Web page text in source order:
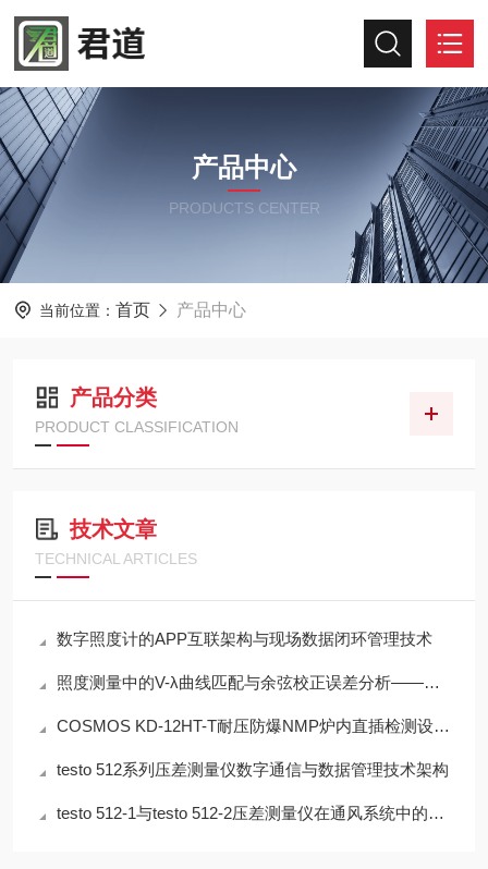
产品中心
PRODUCTS CENTER
当前位置： 首页 产品中心
产品分类
PRODUCT CLASSIFICATION
技术文章
TECHNICAL ARTICLES
数字照度计的APP互联架构与现场数据闭环管理技术
照度测量中的V-λ曲线匹配与余弦校正误差分析——以硅光电二极管照度计为例
COSMOS KD-12HT-T耐压防爆NMP炉内直插检测设备工程设计指南
testo 512系列压差测量仪数字通信与数据管理技术架构
testo 512-1与testo 512-2压差测量仪在通风系统中的应用技术分析